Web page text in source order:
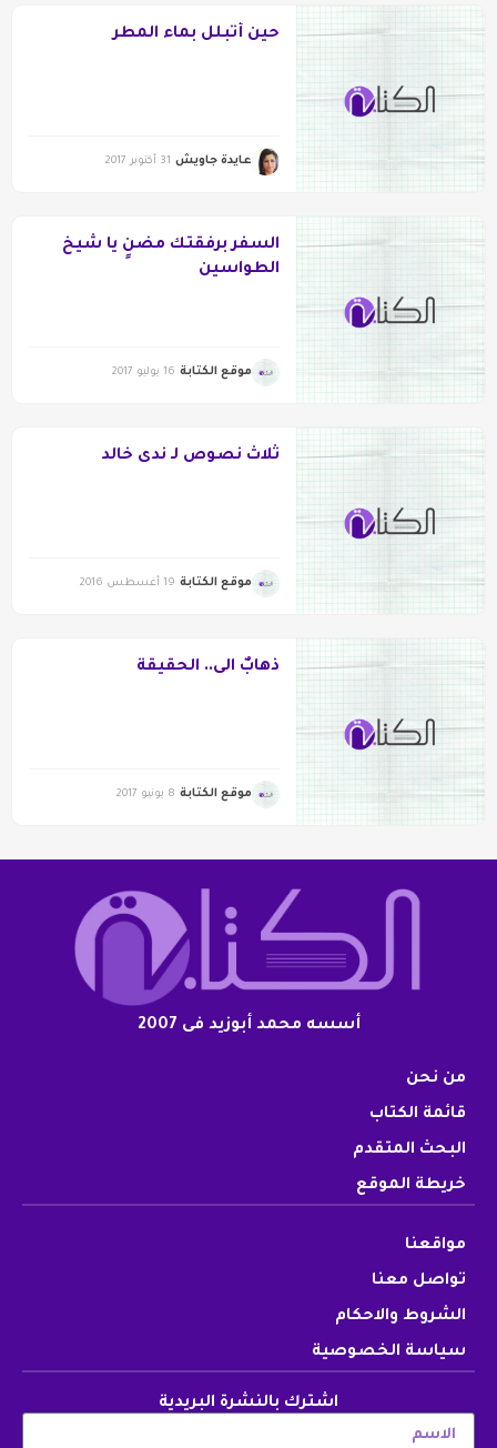
حين أتبلل بماء المطر
عايدة جاويش 31 أكتوبر 2017
السفر برفقتك مضنٍ يا شيخ
الطواسين
موقع الكتابة 16 يوليو 2017
ثلاث نصوص لـ ندى خالد
موقع الكتابة 19 أغسطس 2016
ذهابٌ الى.. الحقيقة
موقع الكتابة 8 يونيو 2017
أسسه محمد أبوزيد فى 2007
من نحن
قائمة الكتاب
البحث المتقدم
خريطة الموقع
مواقعنا
تواصل معنا
الشروط والاحكام
سياسة الخصوصية
اشترك بالنشرة البريدية